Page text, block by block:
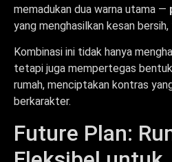
memadukan dua warna utama —
yang menghasilkan kesan
Kombinasi ini tidak hanya
tetapi juga mempertegas
rumah, menciptakan kontras
berkarakter.
Future Plan: